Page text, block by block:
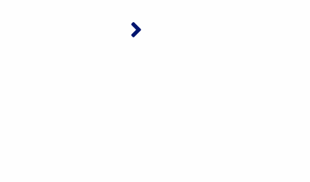
Nächster: